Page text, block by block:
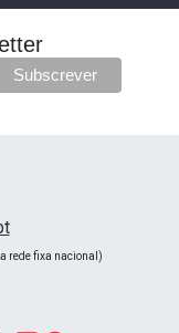
rede fixa nacional)